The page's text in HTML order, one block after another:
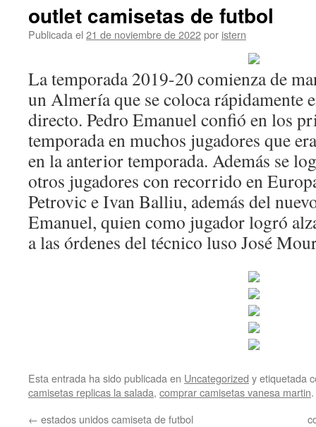
outlet camisetas de futbol
Publicada el 21 de noviembre de 2022por istern
La temporada 2019-20 comienza de
un Almería que se coloca rápidamente
directo. Pedro Emanuel confió en los
temporada en muchos jugadores que
en la anterior temporada. Además se
otros jugadores con recorrido en
Petrovic e Ivan Balliu, además del
Emanuel, quien como jugador logró
a las órdenes del técnico luso José
Esta entrada ha sido publicada en Uncategorized y etiquetada
camisetas replicas la salada, comprar camisetas vanesa martin
← estados unidos camiseta de futbol